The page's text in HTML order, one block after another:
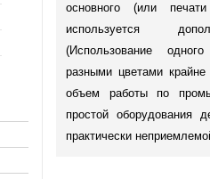
основного (или
используется
(Использование
разными цветами
объем работы по
простой оборудования
практически